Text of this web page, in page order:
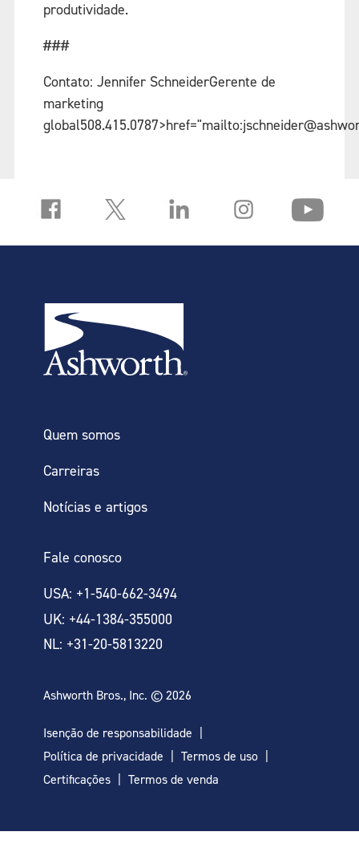
produtividade.
###
Contato: Jennifer SchneiderGerente de
marketing
Quem somos
Carreiras
Notícias e artigos
Fale conosco
USA: +1-540-662-3494
UK: +44-1384-355000
NL: +31-20-5813220
Ashworth Bros., Inc. © 2026
Isenção de responsabilidade
Política de privacidade
Termos de uso
Certificações
Termos de venda